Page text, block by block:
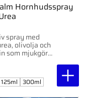
Hornhudsspray
spray med
olivolja och
som mjukgör
Idealisk för
och hemvård.
125ml 300ml